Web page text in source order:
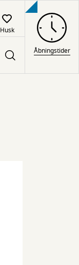
Husk
Åbningstider